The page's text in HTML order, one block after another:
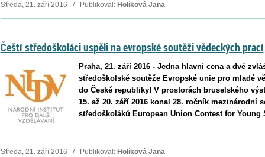
Středa, 21. září 2016 / Publikoval: Holíková Jana
Čeští středoškoláci uspěli na evropské soutěži vědeckých prací
Praha, 21. září 2016 - Jedna hlavní cena a dvě
středoškolské soutěže Evropské unie pro mladé
do České republiky! V prostorách bruselského
15. až 20. září 2016 konal 28. ročník mezinárodní
středoškoláků European Union Contest for Young
Středa, 21. září 2016 / Publikoval: Holíková Jana